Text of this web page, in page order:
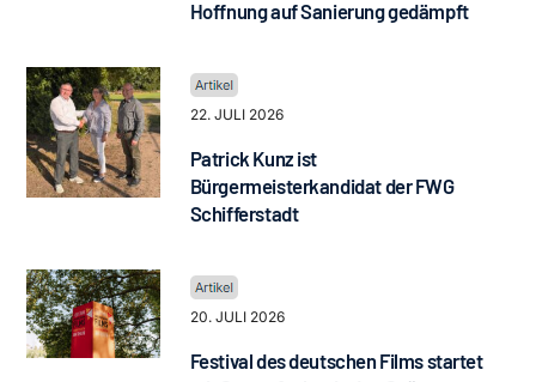
Hoffnung auf Sanierung gedämpft
22. JULI 2026
Patrick Kunz ist
Bürgermeisterkandidat der FWG
Schifferstadt
20. JULI 2026
Festival des deutschen Films startet